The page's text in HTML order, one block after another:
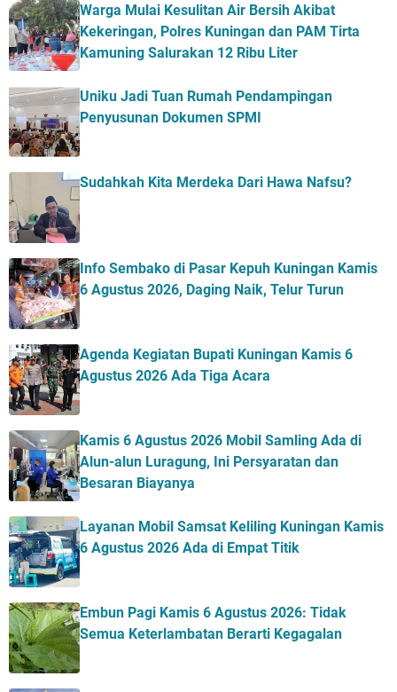
Warga Mulai Kesulitan Air Bersih Akibat
Kekeringan, Polres Kuningan dan PAM Tirta
Kamuning Salurakan 12 Ribu Liter
Uniku Jadi Tuan Rumah Pendampingan
Penyusunan Dokumen SPMI
Sudahkah Kita Merdeka Dari Hawa Nafsu?
Info Sembako di Pasar Kepuh Kuningan Kamis
6 Agustus 2026, Daging Naik, Telur Turun
Agenda Kegiatan Bupati Kuningan Kamis 6
Agustus 2026 Ada Tiga Acara
Kamis 6 Agustus 2026 Mobil Samling Ada di
Alun-alun Luragung, Ini Persyaratan dan
Besaran Biayanya
Layanan Mobil Samsat Keliling Kuningan Kamis
6 Agustus 2026 Ada di Empat Titik
Embun Pagi Kamis 6 Agustus 2026: Tidak
Semua Keterlambatan Berarti Kegagalan